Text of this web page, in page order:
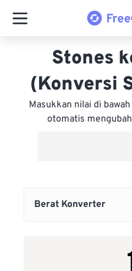
Stones
(Konversi
Masukkan nilai di
otomatis